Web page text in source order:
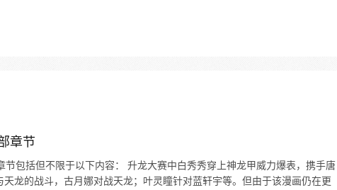
章节
节包括但不限于以下内容： 升龙大赛中白秀秀穿上神龙甲威力爆表，携手唐
龙的战斗，古月娜对战天龙；叶灵瞳针对蓝轩宇等。但由于该漫画仍在更